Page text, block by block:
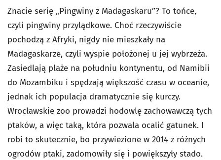
Znacie serię „Pingwiny z Madagaskaru”? To tońce,
czyli pingwiny przylądkowe. Choć rzeczywiście
pochodzą z Afryki, nigdy nie mieszkały na
Madagaskarze, czyli wyspie położonej u jej wybrzeża.
Zasiedlają plaże na południu kontynentu, od Namibii
do Mozambiku i spędzają większość czasu w oceanie,
jednak ich populacja dramatycznie się kurczy.
Wrocławskie zoo prowadzi hodowlę zachowawczą tych
ptaków, a więc taką, która pozwala ocalić gatunek. I
robi to skutecznie, bo przywiezione w 2014 z różnych
ogrodów ptaki, zadomowiły się i powiększyły stado.